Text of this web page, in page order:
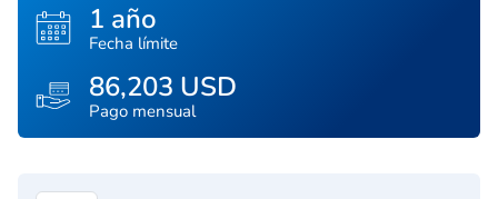
1 año
Fecha límite
86,203 USD
Pago mensual